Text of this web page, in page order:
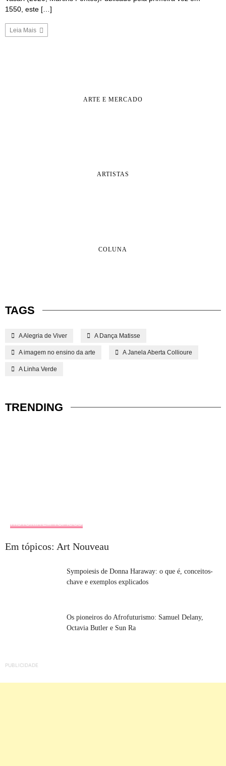
1550, este […]
Leia Mais
ARTE E MERCADO
ARTISTAS
COLUNA
TAGS
A Alegria de Viver A Dança Matisse
A imagem no ensino da arte A Janela Aberta Collioure
A Linha Verde
TRENDING
HISTÓRIA EM TÓPICOS
Em tópicos: Art Nouveau
Sympoiesis de Donna Haraway: o que é, conceitos-
chave e exemplos explicados
Os pioneiros do Afrofuturismo: Samuel Delany,
Octavia Butler e Sun Ra
PUBLICIDADE